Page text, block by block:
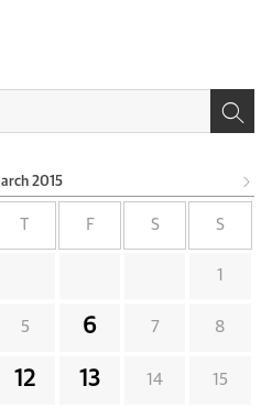
2015
F S S
1
5 6 7 8
12 13 14 15